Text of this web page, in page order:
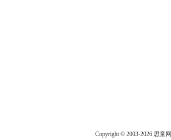
Copyright © 2003-2026 思童网